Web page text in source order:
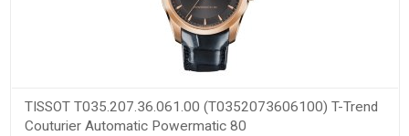
TISSOT T035.207.36.061.00 (T0352073606100) T-Trend
Couturier Automatic Powermatic 80